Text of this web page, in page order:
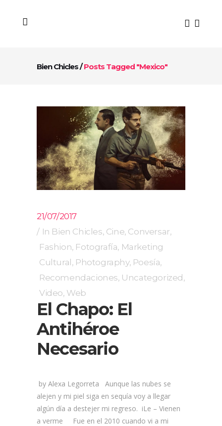
Bien Chicles/Posts Tagged "mexico"
21/07/2017
In Bien Chicles, Cine, Conversar,
Fashion, Fotografía, Marketing
Cultural, Photography, Poesía,
Recomendaciones, Uncategorized,
Video, Web
El Chapo: El
Antihéroe
Necesario
by Alexa Legorreta Aunque las nubes se
alejen y mi piel siga en sequía voy a llegar
algún día a destejer mi regreso. iLe – Vienen
a verme Fue en el 2010 cuando vi a mi